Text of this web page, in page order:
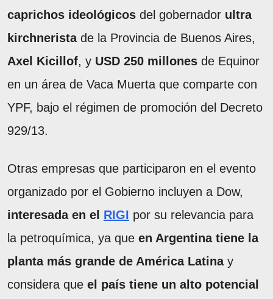
caprichos ideológicos del gobernador ultra
kirchnerista de la Provincia de Buenos Aires,
Axel Kicillof, y USD 250 millones de Equinor
en un área de Vaca Muerta que comparte con
YPF, bajo el régimen de promoción del Decreto
929/13.
Otras empresas que participaron en el evento
organizado por el Gobierno incluyen a Dow,
interesada en el RIGI por su relevancia para
la petroquímica, ya que en Argentina tiene la
planta más grande de América Latinay
considera que el país tiene un alto potencial